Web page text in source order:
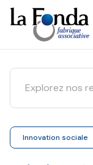
Aller
au
contenu
principal
Innovation sociale